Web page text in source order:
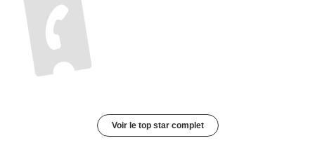
Voir le top star complet